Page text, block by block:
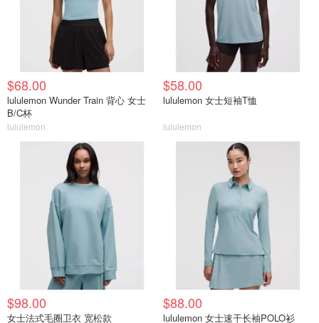
$68.00
lululemon Wunder Train 背心 女士
B/C杯
lululemon
$58.00
lululemon 女士短袖T恤
lululemon
$98.00
女士法式毛圈卫衣 宽松款
$88.00
lululemon 女士速干长袖POLO衫